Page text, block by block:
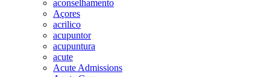
aconselhamento
Açores
acrilico
acupuntor
acupuntura
acute
Acute Admissions